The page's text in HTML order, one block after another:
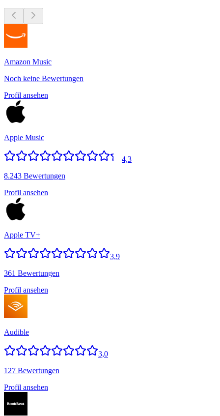
Amazon Music
Noch keine Bewertungen
Profil ansehen
Apple Music
4,3
8.243 Bewertungen
Profil ansehen
Apple TV+
3,9
361 Bewertungen
Profil ansehen
Audible
3,0
127 Bewertungen
Profil ansehen